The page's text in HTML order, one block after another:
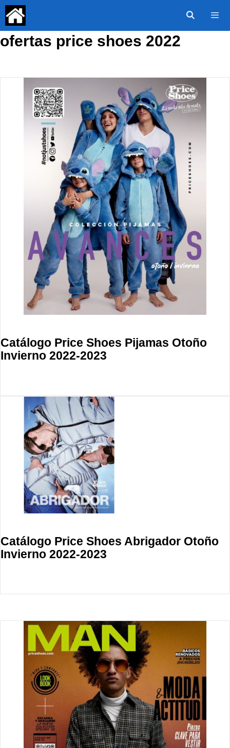
Saltar
contenido
ofertas price shoes 2022
Catálogo Price Shoes Pijamas Otoño
Invierno 2022-2023
Catálogo Price Shoes Abrigador Otoño
Invierno 2022-2023